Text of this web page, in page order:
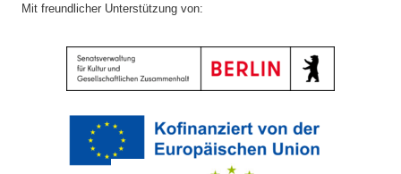
Mit freundlicher Unterstützung von: